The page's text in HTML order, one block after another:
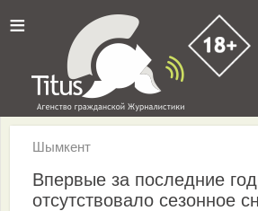
≡
Шымкент
Впервые за последние
отсутствовало сезонное